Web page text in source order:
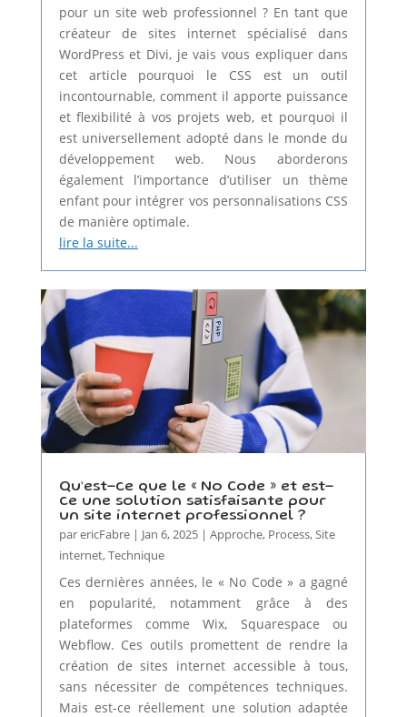
pour un site web professionnel ? En tant que
créateur de sites internet spécialisé dans
WordPress et Divi, je vais vous expliquer dans
cet article pourquoi le CSS est un outil
incontournable, comment il apporte puissance
et flexibilité à vos projets web, et pourquoi il
est universellement adopté dans le monde du
développement web. Nous aborderons
également l’importance d’utiliser un thème
enfant pour intégrer vos personnalisations CSS
de manière optimale.
lire la suite...
Qu’est-ce que le « No Code » et est-
ce une solution satisfaisante pour
un site internet professionnel ?
parericFabre| Jan 6, 2025| Approche, Process, Site
internet,Technique
Ces dernières années, le « No Code » a gagné
en popularité, notamment grâce à des
plateformes comme Wix, Squarespace ou
Webflow. Ces outils promettent de rendre la
création de sites internet accessible à tous,
sans nécessiter de compétences techniques.
Mais est-ce réellement une solution adaptée